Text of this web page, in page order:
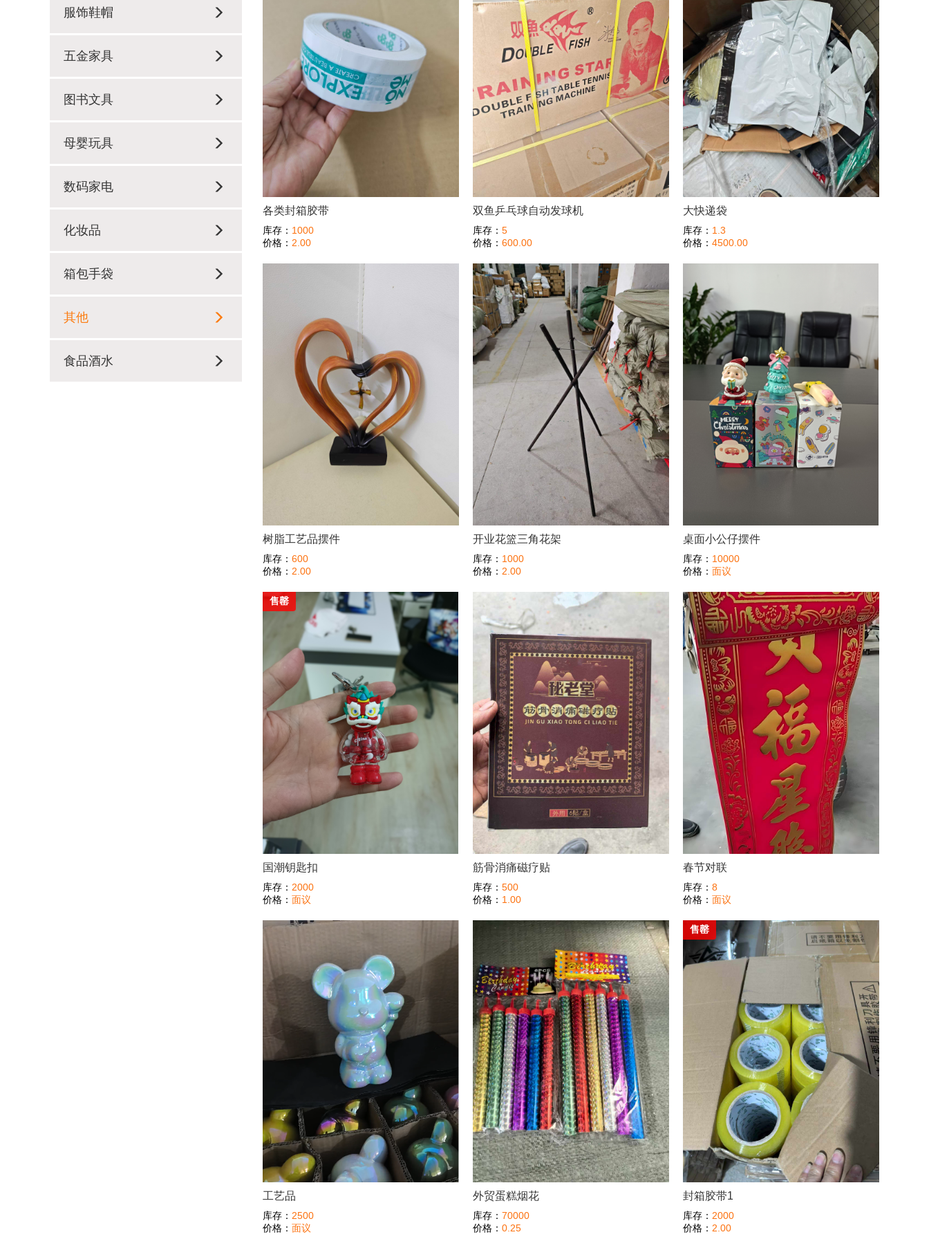
服饰鞋帽
五金家具
图书文具
母婴玩具
数码家电
化妆品
箱包手袋
其他
食品酒水
各类封箱胶带
库存： 1000
价格： 2.00
双鱼乒乓球自动发球机
库存： 5
价格： 600.00
大快递袋
库存： 1.3
价格： 4500.00
树脂工艺品摆件
库存： 600
价格： 2.00
开业花篮三角花架
库存： 1000
价格： 2.00
桌面小公仔摆件
库存： 10000
价格： 面议
售罄
国潮钥匙扣
库存： 2000
价格： 面议
筋骨消痛磁疗贴
库存： 500
价格： 1.00
春节对联
库存： 8
价格： 面议
工艺品
库存： 2500
价格： 面议
外贸蛋糕烟花
库存： 70000
价格： 0.25
售罄
封箱胶带1
库存： 2000
价格： 2.00